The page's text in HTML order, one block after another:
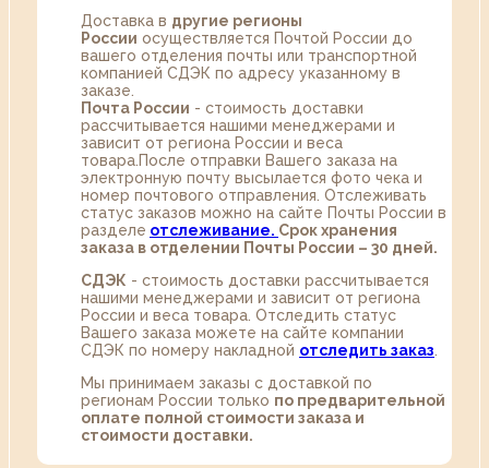
Доставка в другие регионы
России осуществляется Почтой России до
вашего отделения почты или транспортной
компанией СДЭК по адресу указанному в
заказе.
Почта России - стоимость доставки
рассчитывается нашими менеджерами и
зависит от региона России и веса
товара.После отправки Вашего заказа на
электронную почту высылается фото чека и
номер почтового отправления. Отслеживать
статус заказов можно на сайте Почты России в
разделе oтслеживание. Срок хранения
заказа в отделении Почты России – 30 дней.
СДЭК - стоимость доставки рассчитывается
нашими менеджерами и зависит от региона
России и веса товара. Отследить статус
Вашего заказа можете на сайте компании
СДЭК по номеру накладной отследить заказ
Мы принимаем заказы с доставкой по
регионам России только по предварительной
оплате полной стоимости заказа и
стоимости доставки.